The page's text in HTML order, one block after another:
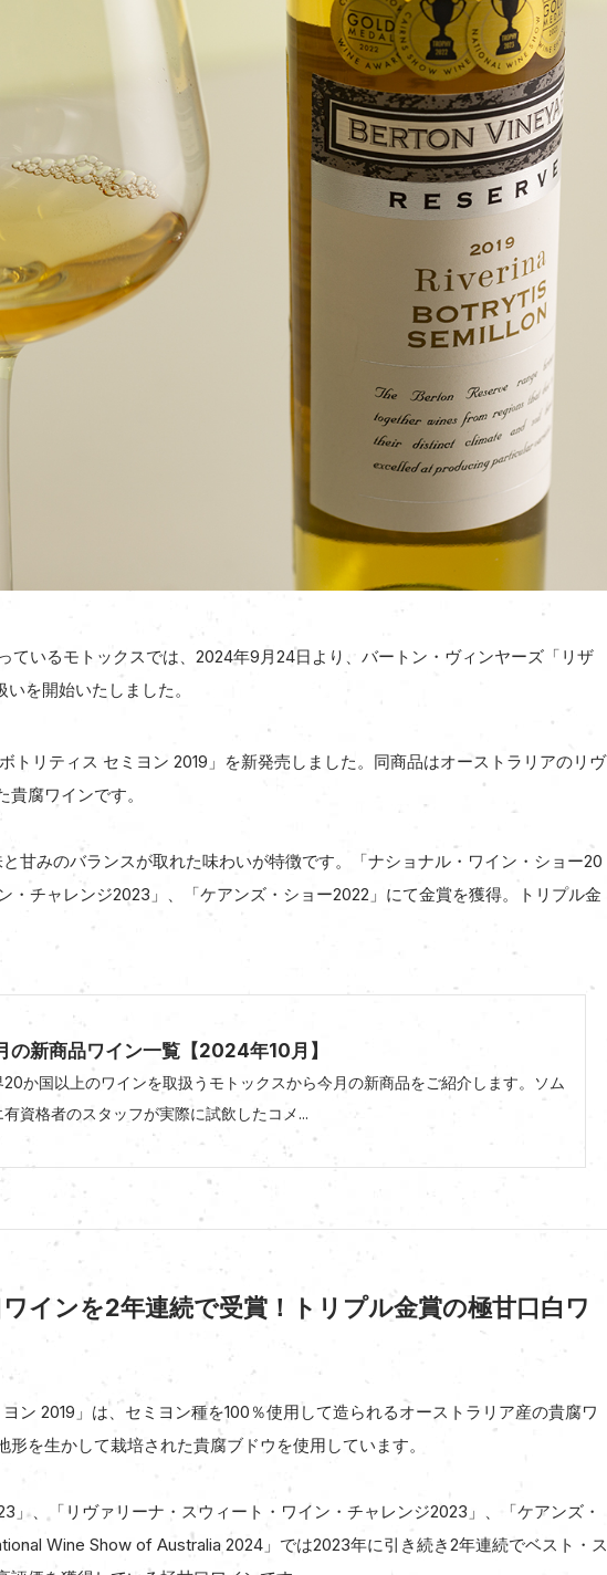
ているモトックスでは、2024年9月24日より、バートン・ヴィンヤーズ「リザ
を開始いたしました。
トリティス セミヨン 2019」を新発売しました。同商品はオーストラリアのリヴ
腐ワインです。
甘みのバランスが取れた味わいが特徴です。「ナショナル・ワイン・ショー20
・チャレンジ2023」、「ケアンズ・ショー2022」にて金賞を獲得。トリプル金
の新商品ワイン一覧【2024年10月】
20か国以上のワインを取扱うモトックスから今月の新商品をご紹介します。ソム
有資格者のスタッフが実際に試飲したコメ...
インを2年連続で受賞！トリプル金賞の極甘口白ワ
ン 2019」は、セミヨン種を100％使用して造られるオーストラリア産の貴腐ワ
を生かして栽培された貴腐ブドウを使用しています。
」、「リヴァリーナ・スウィート・ワイン・チャレンジ2023」、「ケアンズ・
Wine Show of Australia 2024」では2023年に引き続き2年連続でベスト・ス